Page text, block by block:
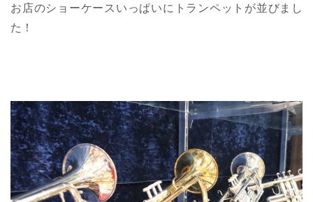
お店のショーケースいっぱいにトランペットが並びまし
た！